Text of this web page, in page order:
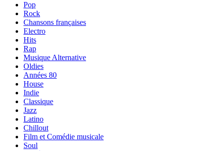
Pop
Rock
Chansons françaises
Electro
Hits
Rap
Musique Alternative
Oldies
Années 80
House
Indie
Classique
Jazz
Latino
Chillout
Film et Comédie musicale
Soul